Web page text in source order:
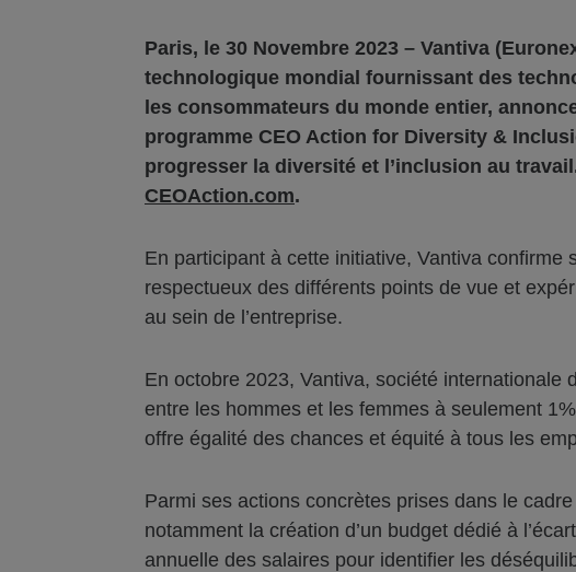
Paris, le 30 Novembre 2023 – Vantiva
technologique mondial fournissant des
les consommateurs du monde entier,
programme CEO Action for Diversity &
progresser la diversité et l’inclusion au
CEOAction.com.
En participant à cette initiative, Vantiva confirme
respectueux des différents points de vue et
au sein de l’entreprise.
En octobre 2023, Vantiva, société internationale
entre les hommes et les femmes à seulement
offre égalité des chances et équité à tous les
Parmi ses actions concrètes prises dans le
notamment la création d’un budget dédié à
annuelle des salaires pour identifier les